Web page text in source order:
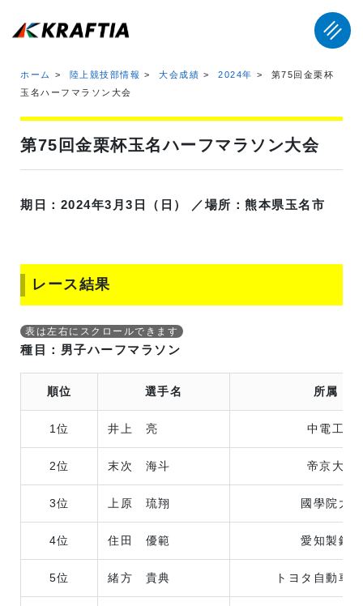
ホーム 陸上競技部情報 大会成績 2024年
第75回金栗杯
玉名ハーフマラソン大会
第75回金栗杯玉名ハーフマラソン大会
期日：2024年3月3日（日） ／場所：熊本県玉名市
レース結果
種目：男子ハーフマラソン
順位 選手名 所属
1位 井上 亮 中電工
2位 末次 海斗 帝京大
3位 上原 琉翔 國學院大
4位 住田 優範 愛知製鋼
5位 緒方 貴典 トヨタ自動車